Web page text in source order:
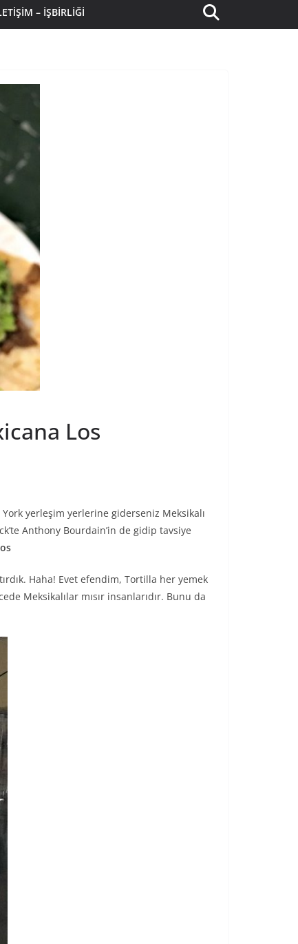
– İŞBIRLIĞI
Los
yerleşim yerlerine giderseniz Meksikalı
Anthony Bourdain’in de gidip tavsiye
Haha! Evet efendim, Tortilla her yemek
Meksikalılar mısır insanlarıdır. Bunu da